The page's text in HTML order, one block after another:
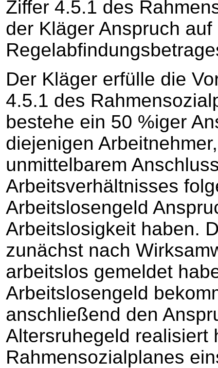
Ziffer 4.5.1 des
der Kläger Anspruch
Der Kläger erfülle die
4.5.1 des
bestehe ein 50 %iger
diejenigen
unmittelbarem
Arbeitsverhältnisses
Arbeitslosengeld
Arbeitslosigkeit haben.
zunächst nach
arbeitslos gemeldet
Arbeitslosengeld
anschließend den
Altersruhegeld realisiert
Rahmensozialplanes